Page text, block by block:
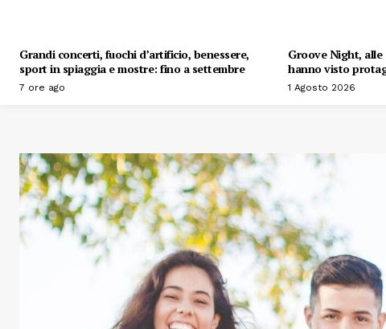
Grandi concerti, fuochi d’artificio, benessere,
sport in spiaggia e mostre: fino a settembre
7 ore ago
Groove Night, alle
hanno visto
1 Agosto 2026